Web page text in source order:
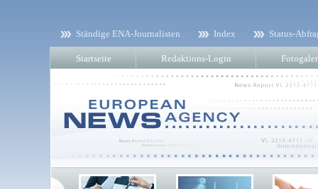
Ständige ENA-Journalisten Index Status-
Startseite Redaktions-Login